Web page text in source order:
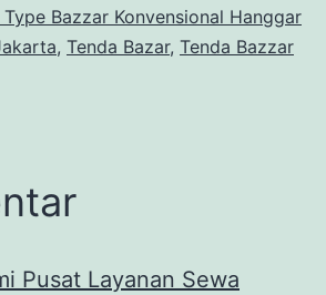
Type Bazzar Konvensional Hanggar
, Tenda Bazar, Tenda Bazzar
Pusat Layanan Sewa